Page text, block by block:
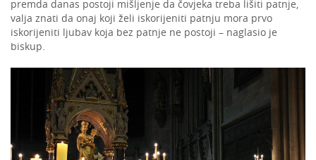
premda danas postoji mišljenje da čovjeka treba lišiti patnje,
valja znati da onaj koji želi iskorijeniti patnju mora prvo
iskorijeniti ljubav koja bez patnje ne postoji – naglasio je
biskup.